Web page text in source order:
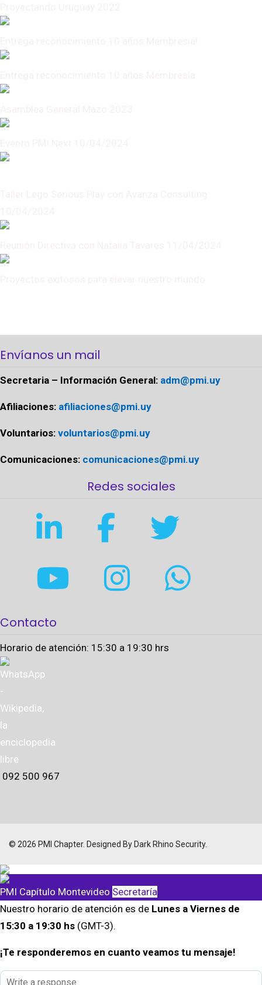
Envíanos un mail
Secretaria – Información General: adm@pmi.uy
Afiliaciones: afiliaciones@pmi.uy
Voluntarios: voluntarios@pmi.uy
Comunicaciones: comunicaciones@pmi.uy
Redes sociales
Contacto
Horario de atención: 15:30 a 19:30 hrs
092 500 967
© 2026 PMI Chapter. Designed By Dark Rhino Security.
PMI Capítulo Montevideo Secretaría
Nuestro horario de atención es de Lunes a Viernes de
15:30 a 19:30 hs (GMT-3).
¡Te responderemos en cuanto veamos tu mensaje!